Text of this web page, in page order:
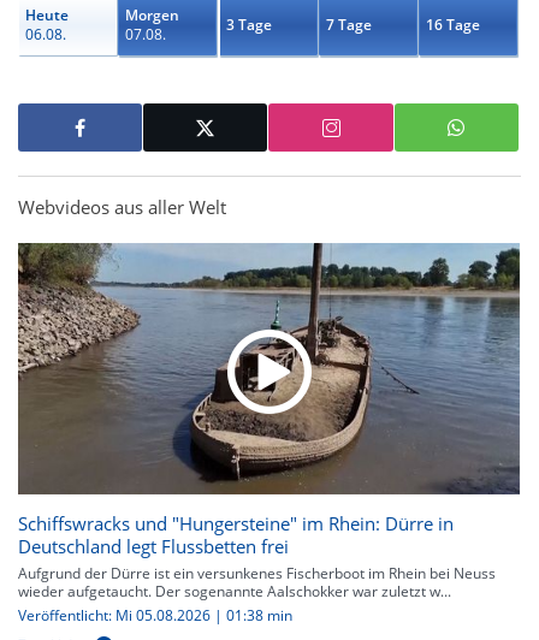
Heute
06.08.
Morgen
07.08.
3 Tage 7 Tage 16 Tage
Webvideos aus aller Welt
Schiffswracks und "Hungersteine" im Rhein: Dürre in
Deutschland legt Flussbetten frei
Aufgrund der Dürre ist ein versunkenes Fischerboot im Rhein bei Neuss
wieder aufgetaucht. Der sogenannte Aalschokker war zuletzt w...
Veröffentlicht: Mi 05.08.2026 | 01:38 min